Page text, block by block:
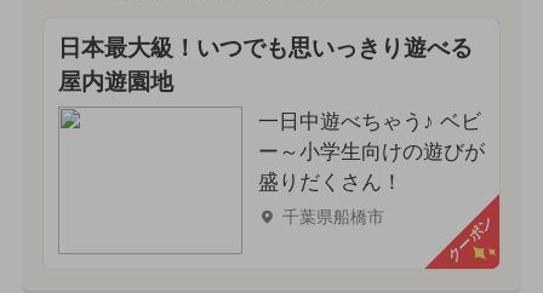
日本最大級！いつでも思いっきり遊べる
屋内遊園地
一日中遊べちゃう♪ ベビ
ー～小学生向けの遊びが
盛りだくさん！
千葉県船橋市 クーポン